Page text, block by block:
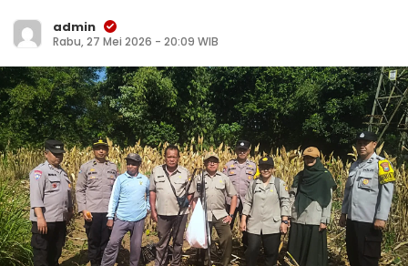
admin
Rabu, 27 Mei 2026 - 20:09 WIB